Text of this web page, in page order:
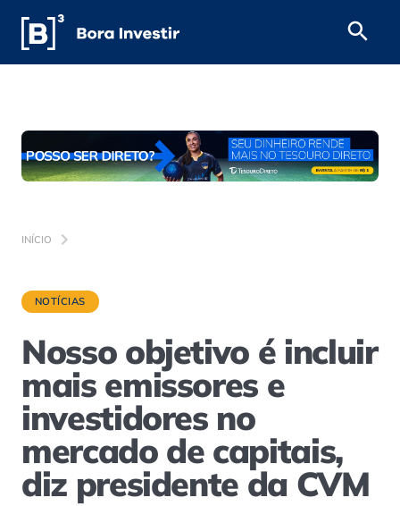
INÍCIO
NOTÍCIAS
Nosso objetivo é incluir
mais emissores e
investidores no
mercado de capitais,
diz presidente da CVM